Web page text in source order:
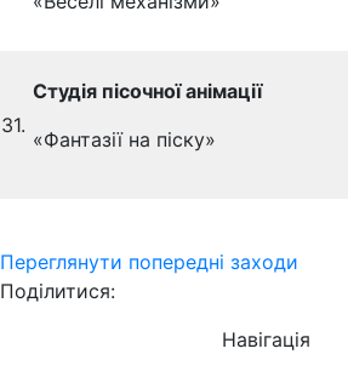
31.
Студія пісочної анімації
«Фантазії на піску»
Переглянути попередні заходи
Поділитися:
Навігація